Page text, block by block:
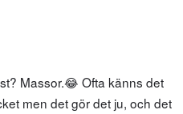
Massor.😂 Ofta känns det
men det gör det ju, och det